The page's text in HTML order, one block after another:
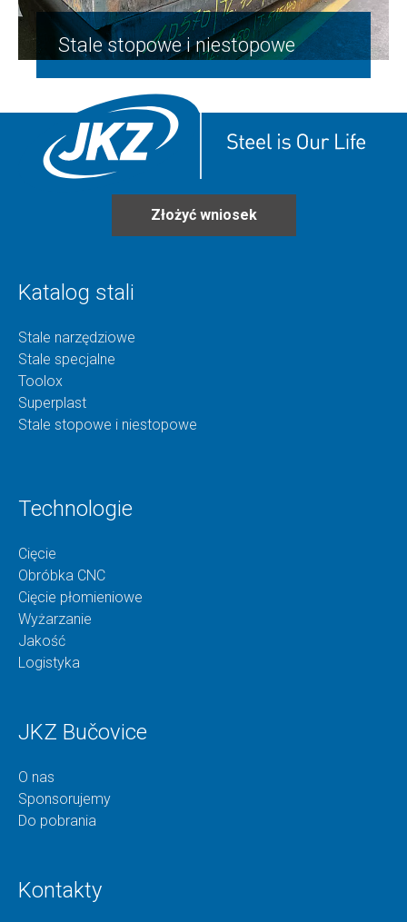
Stale stopowe i niestopowe
Złożyć wniosek
Katalog stali
Stale narzędziowe
Stale specjalne
Toolox
Superplast
Stale stopowe i niestopowe
Technologie
Cięcie
Obróbka CNC
Cięcie płomieniowe
Wyżarzanie
Jakość
Logistyka
JKZ Bučovice
O nas
Sponsorujemy
Do pobrania
Kontakty